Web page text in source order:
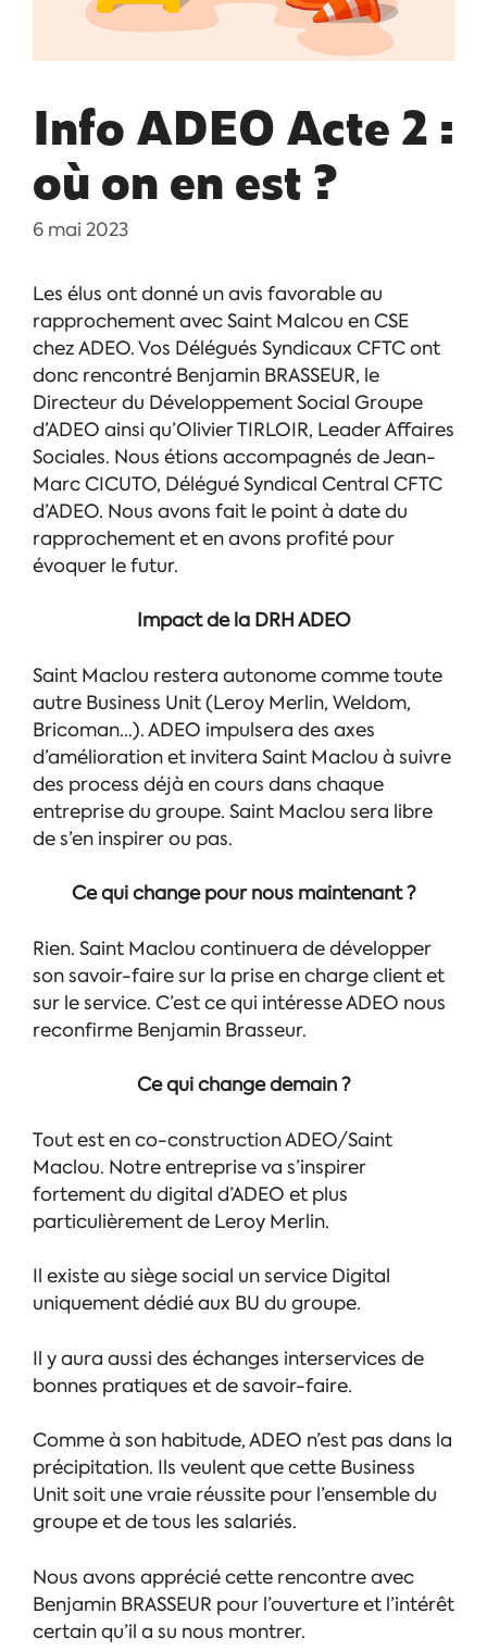
Info ADEO Acte 2 :
où on en est ?
6 mai 2023
Les élus ont donné un avis favorable au
rapprochement avec Saint Malcou en CSE
chez ADEO. Vos Délégués Syndicaux CFTC ont
donc rencontré Benjamin BRASSEUR, le
Directeur du Développement Social Groupe
d’ADEO ainsi qu’Olivier TIRLOIR, Leader Affaires
Sociales. Nous étions accompagnés de Jean-
Marc CICUTO, Délégué Syndical Central CFTC
d’ADEO. Nous avons fait le point à date du
rapprochement et en avons profité pour
évoquer le futur.
Impact de la DRH ADEO
Saint Maclou restera autonome comme toute
autre Business Unit (Leroy Merlin, Weldom,
Bricoman…). ADEO impulsera des axes
d’amélioration et invitera Saint Maclou à suivre
des process déjà en cours dans chaque
entreprise du groupe. Saint Maclou sera libre
de s’en inspirer ou pas.
Ce qui change pour nous maintenant ?
Rien. Saint Maclou continuera de développer
son savoir-faire sur la prise en charge client et
sur le service. C’est ce qui intéresse ADEO nous
reconfirme Benjamin Brasseur.
Ce qui change demain ?
Tout est en co-construction ADEO/Saint
Maclou. Notre entreprise va s’inspirer
fortement du digital d’ADEO et plus
particulièrement de Leroy Merlin.
Il existe au siège social un service Digital
uniquement dédié aux BU du groupe.
Il y aura aussi des échanges interservices de
bonnes pratiques et de savoir-faire.
Comme à son habitude, ADEO n’est pas dans la
précipitation. Ils veulent que cette Business
Unit soit une vraie réussite pour l’ensemble du
groupe et de tous les salariés.
Nous avons apprécié cette rencontre avec
Benjamin BRASSEUR pour l’ouverture et l’intérêt
certain qu’il a su nous montrer.